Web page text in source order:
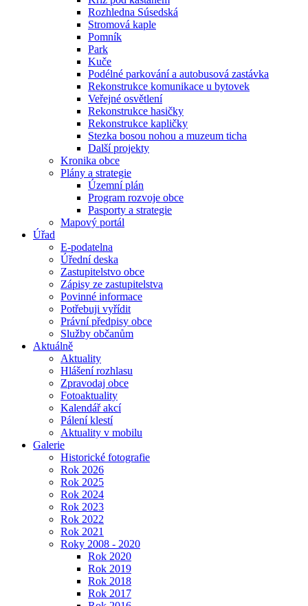
Rozhledna Súsedská
Stromová kaple
Pomník
Park
Kuče
Podélné parkování a autobusová zastávka
Rekonstrukce komunikace u bytovek
Veřejné osvětlení
Rekonstrukce hasičky
Rekonstrukce kapličky
Stezka bosou nohou a muzeum ticha
Další projekty
Kronika obce
Plány a strategie
Územní plán
Program rozvoje obce
Pasporty a strategie
Mapový portál
Úřad
E-podatelna
Úřední deska
Zastupitelstvo obce
Zápisy ze zastupitelstva
Povinné informace
Potřebuji vyřídit
Právní předpisy obce
Služby občanům
Aktuálně
Aktuality
Hlášení rozhlasu
Zpravodaj obce
Fotoaktuality
Kalendář akcí
Pálení klestí
Aktuality v mobilu
Galerie
Historické fotografie
Rok 2026
Rok 2025
Rok 2024
Rok 2023
Rok 2022
Rok 2021
Roky 2008 - 2020
Rok 2020
Rok 2019
Rok 2018
Rok 2017